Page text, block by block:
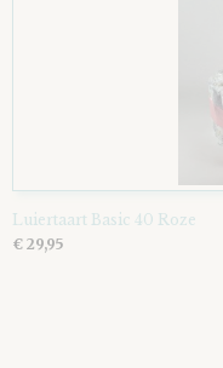
Luiertaart Basic 40 Roze
€ 29,95